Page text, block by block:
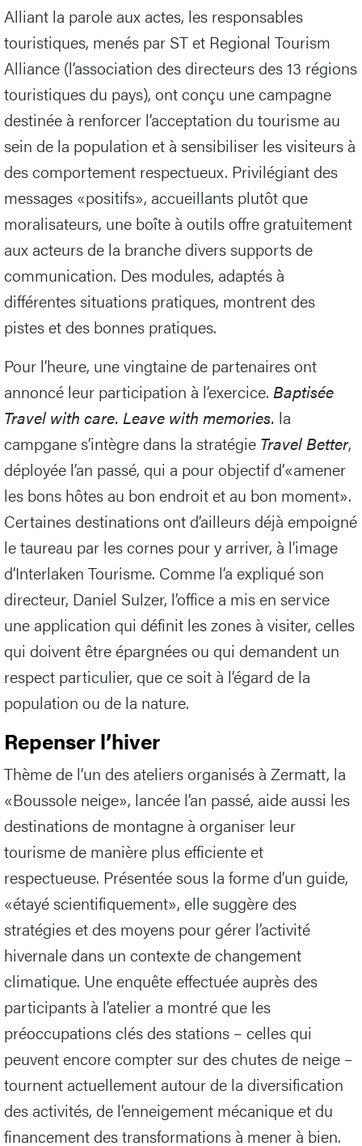
Alliant la parole aux actes, les responsables
touristiques, menés par ST et Regional Tourism
Alliance (l’association des directeurs des 13 régions
touristiques du pays), ont conçu une campagne
destinée à renforcer l’acceptation du tourisme au
sein de la population et à sensibiliser les visiteurs à
des comportement respectueux. Privilégiant des
messages «positifs», accueillants plutôt que
moralisateurs, une boîte à outils offre gratuitement
aux acteurs de la branche divers supports de
communication. Des modules, adaptés à
différentes situations pratiques, montrent des
pistes et des bonnes pratiques.
Pour l’heure, une vingtaine de partenaires ont
annoncé leur participation à l’exercice. Baptisée
Travel with care. Leave with memories. la
campgane s’intègre dans la stratégie Travel Better,
déployée l’an passé, qui a pour objectif d’«amener
les bons hôtes au bon endroit et au bon moment».
Certaines destinations ont d’ailleurs déjà empoigné
le taureau par les cornes pour y arriver, à l’image
d’Interlaken Tourisme. Comme l’a expliqué son
directeur, Daniel Sulzer, l’office a mis en service
une application qui définit les zones à visiter, celles
qui doivent être épargnées ou qui demandent un
respect particulier, que ce soit à l’égard de la
population ou de la nature.
Repenser l’hiver
Thème de l’un des ateliers organisés à Zermatt, la
«Boussole neige», lancée l’an passé, aide aussi les
destinations de montagne à organiser leur
tourisme de manière plus efficiente et
respectueuse. Présentée sous la forme d’un guide,
«étayé scientifiquement», elle suggère des
stratégies et des moyens pour gérer l’activité
hivernale dans un contexte de changement
climatique. Une enquête effectuée auprès des
participants à l’atelier a montré que les
préoccupations clés des stations – celles qui
peuvent encore compter sur des chutes de neige –
tournent actuellement autour de la diversification
des activités, de l’enneigement mécanique et du
financement des transformations à mener à bien.